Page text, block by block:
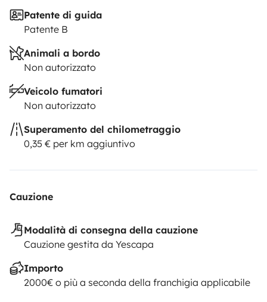
Patente di guida
Patente B
Animali a bordo
Non autorizzato
Veicolo fumatori
Non autorizzato
Superamento del chilometraggio
0,35 € per km aggiuntivo
Cauzione
Modalità di consegna della cauzione
Cauzione gestita da Yescapa
Importo
2000€ o più a seconda della franchigia applicabile